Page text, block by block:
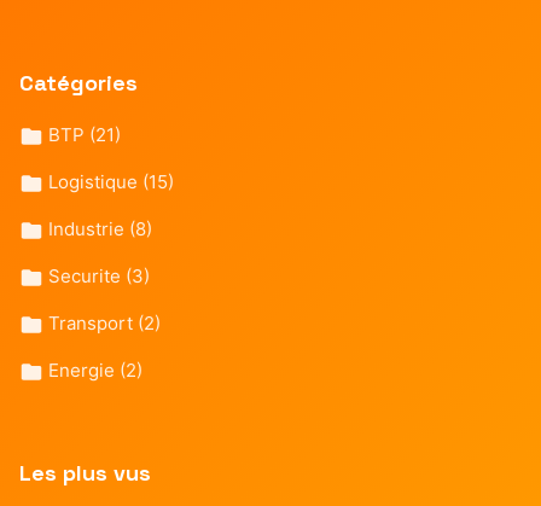
Catégories
BTP (21)
Logistique (15)
Industrie (8)
Securite (3)
Transport (2)
Energie (2)
Les plus vus